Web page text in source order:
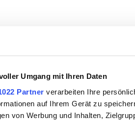
Umgang mit Ihren Daten
Partner verarbeiten Ihre
auf Ihrem Gerät zu
von Werbung und Inhalten,